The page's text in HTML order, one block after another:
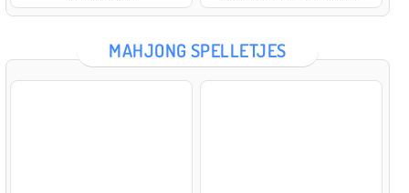
MAHJONG SPELLETJES